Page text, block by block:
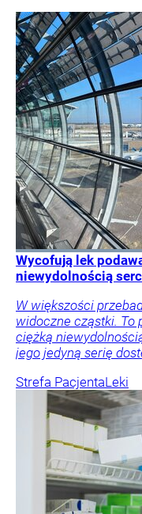
Wycofują lek
niewydolnością
W większości
widoczne cząstki. To
ciężką
jego jedyną serię
Strefa PacjentaLeki